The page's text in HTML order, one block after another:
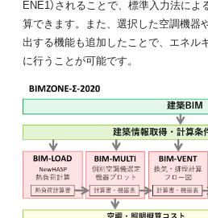
ENE1）されることで、標準入力法に
算できます。また、選択した空調機器
出する機能も追加したことで、エネル
に行うことが可能です。